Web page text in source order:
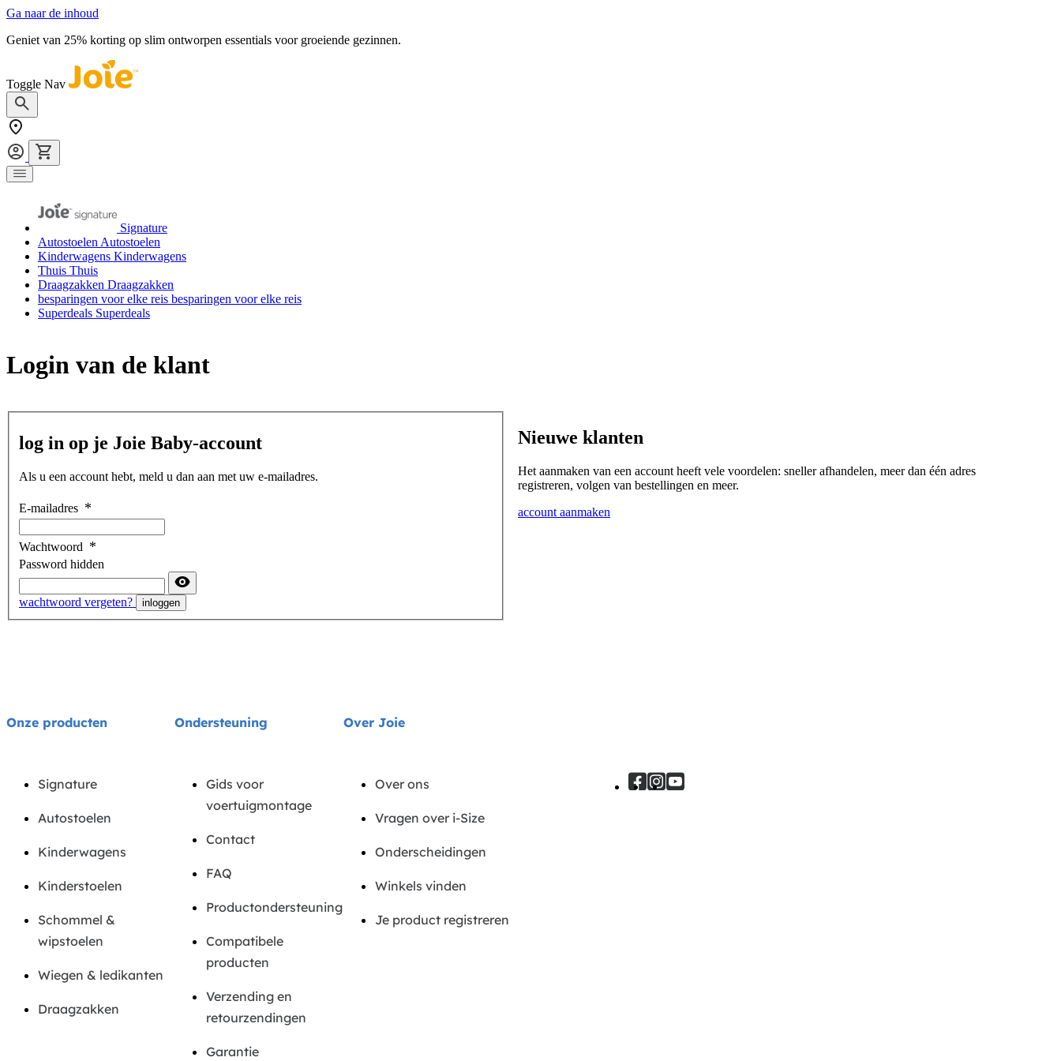
Ga naar de inhoud
Geniet van 25% korting op slim ontworpen essentials voor groeiende gezinnen.
Toggle Nav
Signature
AutostoelenAutostoelen
Kinderwagens Kinderwagens
Thuis Thuis
Draagzakken Draagzakken
besparingen voor elke reis besparingen voor elke reis
Superdeals Superdeals
Login van de klant
log in op je Joie Baby-account
Als u een account hebt, meld u dan aan met uw e-mailadres.
E-mailadres
Wachtwoord
Password hidden
wachtwoord vergeten? inloggen
Nieuwe klanten
Het aanmaken van een account heeft vele voordelen: sneller afhandelen, meer dan één adres
registreren, volgen van bestellingen en meer.
account aanmaken
Onze producten
Signature
Autostoelen
Kinderwagens
Kinderstoelen
Schommel &
wipstoelen
Wiegen & ledikanten
Draagzakken
Ondersteuning
Gids voor
voertuigmontage
Contact
FAQ
Productondersteuning
Compatibele
producten
Verzending en
retourzendingen
Garantie
Over Joie
Over ons
Vragen over i-Size
Onderscheidingen
Winkels vinden
Je product registreren